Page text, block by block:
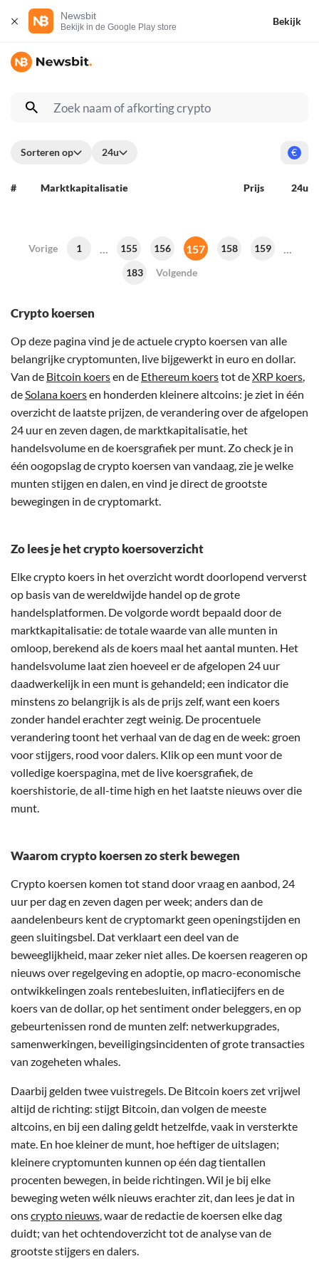
Newsbit
Bekijk in de Google Play store
Bekijk
Sorteren op 24u €
# Marktkapitalisatie Prijs 24u
Vorige 1 155 156 157 158 159
183 Volgende
Crypto koersen
Op deze pagina vind je de actuele crypto koersen van alle
belangrijke cryptomunten, live bijgewerkt in euro en dollar.
Van de Bitcoin koersen de Ethereum koerstot deXRP koers,
deSolana koersen honderden kleinere altcoins: je ziet in één
overzicht de laatste prijzen, de verandering over de afgelopen
24 uur en zeven dagen, de marktkapitalisatie, het
handelsvolume en de koersgrafiek per munt. Zo check je in
één oogopslag de crypto koersen van vandaag, zie je welke
munten stijgen en dalen, en vind je direct de grootste
bewegingen in de cryptomarkt.
Zo lees je het crypto koersoverzicht
Elke crypto koers in het overzicht wordt doorlopend ververst
op basis van de wereldwijde handel op de grote
handelsplatformen. De volgorde wordt bepaald door de
marktkapitalisatie: de totale waarde van alle munten in
omloop, berekend als de koers maal het aantal munten. Het
handelsvolume laat zien hoeveel er de afgelopen 24 uur
daadwerkelijk in een munt is gehandeld; een indicator die
minstens zo belangrijk is als de prijs zelf, want een koers
zonder handel erachter zegt weinig. De procentuele
verandering toont het verhaal van de dag en de week: groen
voor stijgers, rood voor dalers. Klik op een munt voor de
volledige koerspagina, met de live koersgrafiek, de
koershistorie, de all-time high en het laatste nieuws over die
munt.
Waarom crypto koersen zo sterk bewegen
Crypto koersen komen tot stand door vraag en aanbod, 24
uur per dag en zeven dagen per week; anders dan de
aandelenbeurs kent de cryptomarkt geen openingstijden en
geen sluitingsbel. Dat verklaart een deel van de
beweeglijkheid, maar zeker niet alles. De koersen reageren op
nieuws over regelgeving en adoptie, op macro-economische
ontwikkelingen zoals rentebesluiten, inflatiecijfers en de
koers van de dollar, op het sentiment onder beleggers, en op
gebeurtenissen rond de munten zelf: netwerkupgrades,
samenwerkingen, beveiligingsincidenten of grote transacties
van zogeheten whales.
Daarbij gelden twee vuistregels. De Bitcoin koers zet vrijwel
altijd de richting: stijgt Bitcoin, dan volgen de meeste
altcoins, en bij een daling geldt hetzelfde, vaak in versterkte
mate. En hoe kleiner de munt, hoe heftiger de uitslagen;
kleinere cryptomunten kunnen op één dag tientallen
procenten bewegen, in beide richtingen. Wil je bij elke
beweging weten wélk nieuws erachter zit, dan lees je dat in
onscrypto nieuws, waar de redactie de koersen elke dag
duidt; van het ochtendoverzicht tot de analyse van de
grootste stijgers en dalers.